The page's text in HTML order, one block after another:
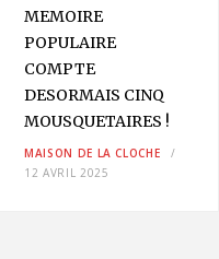
MEMOIRE
POPULAIRE
COMPTE
DESORMAIS CINQ
MOUSQUETAIRES !
MAISON DE LA CLOCHE
12 AVRIL 2025